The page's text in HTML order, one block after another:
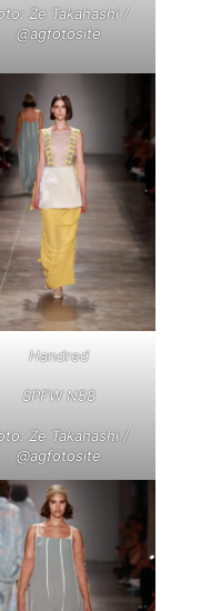
Ze Takahashi /
@agfotosite
Handred
SPFW N58
Ze Takahashi /
@agfotosite